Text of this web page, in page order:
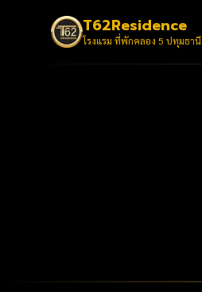
T62Residence
โรงแรม ที่พักคลอง 5 ปทุมธานี